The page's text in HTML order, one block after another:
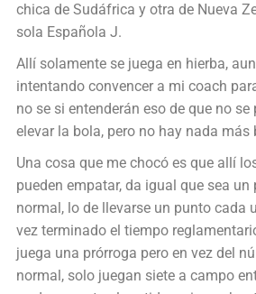
chica de Sudáfrica y otra de Nueva
sola Española J.
Allí solamente se juega en hierba,
intentando convencer a mi coach
no se si entenderán eso de que no se
elevar la bola, pero no hay nada más
Una cosa que me chocó es que allí
pueden empatar, da igual que sea un
normal, lo de llevarse un punto cada
vez terminado el tiempo
juega una prórroga pero en vez del
normal, solo juegan siete a campo